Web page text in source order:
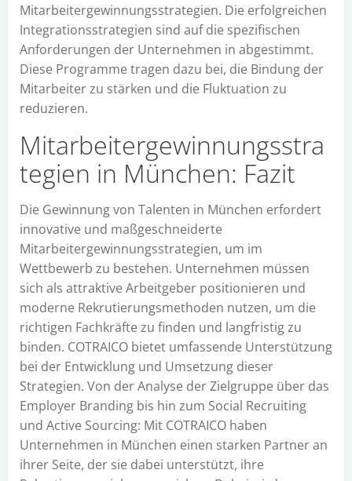
Mitarbeitergewinnungsstrategien. Die erfolgreichen
Integrationsstrategien sind auf die spezifischen
Anforderungen der Unternehmen in abgestimmt.
Diese Programme tragen dazu bei, die Bindung der
Mitarbeiter zu stärken und die Fluktuation zu
reduzieren.
Mitarbeitergewinnungsstra
tegien in München: Fazit
Die Gewinnung von Talenten in München erfordert
innovative und maßgeschneiderte
Mitarbeitergewinnungsstrategien, um im
Wettbewerb zu bestehen. Unternehmen müssen
sich als attraktive Arbeitgeber positionieren und
moderne Rekrutierungsmethoden nutzen, um die
richtigen Fachkräfte zu finden und langfristig zu
binden. COTRAICO bietet umfassende Unterstützung
bei der Entwicklung und Umsetzung dieser
Strategien. Von der Analyse der Zielgruppe über das
Employer Branding bis hin zum Social Recruiting
und Active Sourcing: Mit COTRAICO haben
Unternehmen in München einen starken Partner an
ihrer Seite, der sie dabei unterstützt, ihre